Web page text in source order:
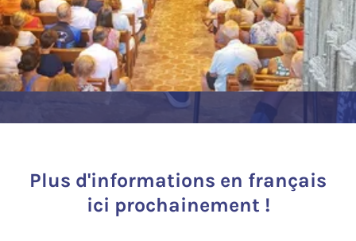
Plus d'informations en français
ici prochainement !